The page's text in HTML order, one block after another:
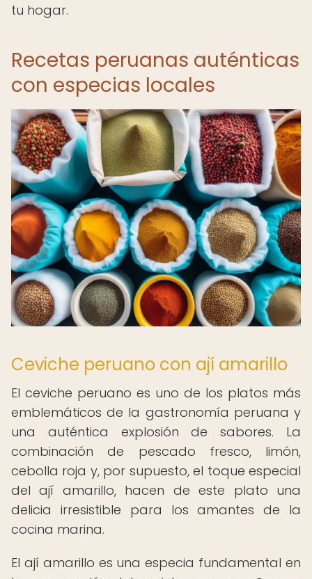
tu hogar.
Recetas peruanas auténticas
con especias locales
Ceviche peruano con ají amarillo
El ceviche peruano es uno de los platos más
emblemáticos de la gastronomía peruana y
una auténtica explosión de sabores. La
combinación de pescado fresco, limón,
cebolla roja y, por supuesto, el toque especial
del ají amarillo, hacen de este plato una
delicia irresistible para los amantes de la
cocina marina.
El ají amarillo es una especia fundamental en